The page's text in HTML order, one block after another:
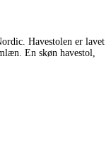
Havestolen er lavet
En skøn havestol,